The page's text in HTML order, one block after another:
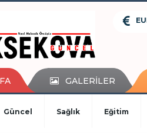
GALERİLER
Güncel Sağlık Eğitim